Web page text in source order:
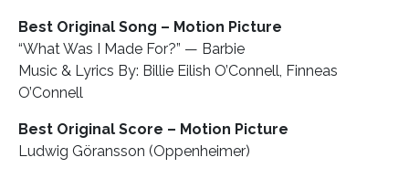
Best Original Song – Motion Picture
“What Was I Made For?” — Barbie
Music & Lyrics By: Billie Eilish O’Connell, Finneas
O’Connell
Best Original Score – Motion Picture
Ludwig Göransson (Oppenheimer)